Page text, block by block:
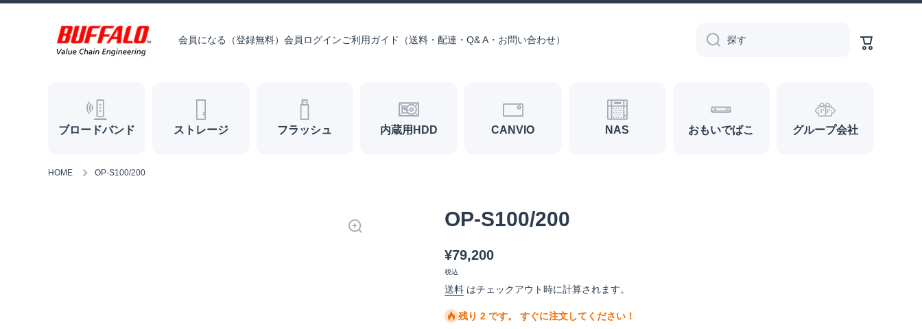
会員になる（登録無料） 会員ログインご利用ガイド（送料・配達・Q& A・お問い合わせ） 探す
ー
ト
ブロードバンド ストレージ フラッシュ 内蔵用HDD CANVIO NAS おもいでばこ グループ会社
HOME OP-S100/200
OP-S100/200
¥79,200
税込
送料 はチェックアウト時に計算されます。
残り 2 です。 すぐに注文してください！